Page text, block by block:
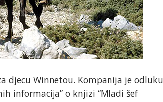
djecu Winnetou. Kompanija je odluku
informacija” o knjizi “Mladi šef